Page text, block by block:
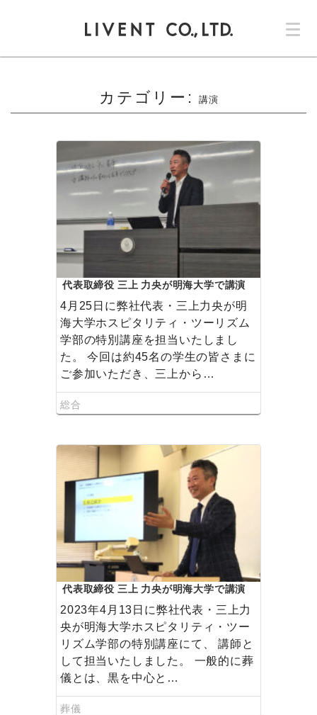
ン
カテゴリー:講演
代表取締役 三上 力央が明海大学で講演
4月25日に弊社代表・三上力央が明
海大学ホスピタリティ・ツーリズム
学部の特別講座を担当いたしまし
た。 今回は約45名の学生の皆さまに
ご参加いただき、三上から…
総合
代表取締役 三上 力央が明海大学で講演
2023年4月13日に弊社代表・三上力
央が明海大学ホスピタリティ・ツー
リズム学部の特別講座にて、 講師と
して担当いたしました。 一般的に葬
儀とは、黒を中心と…
葬儀